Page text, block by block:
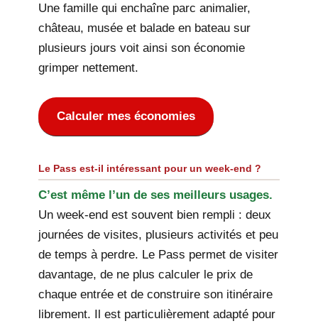
Une famille qui enchaîne parc animalier,
château, musée et balade en bateau sur
plusieurs jours voit ainsi son économie
grimper nettement.
Calculer mes économies
Le Pass est-il intéressant pour un week-end ?
C’est même l’un de ses meilleurs usages.
Un week-end est souvent bien rempli : deux
journées de visites, plusieurs activités et peu
de temps à perdre. Le Pass permet de visiter
davantage, de ne plus calculer le prix de
chaque entrée et de construire son itinéraire
librement. Il est particulièrement adapté pour